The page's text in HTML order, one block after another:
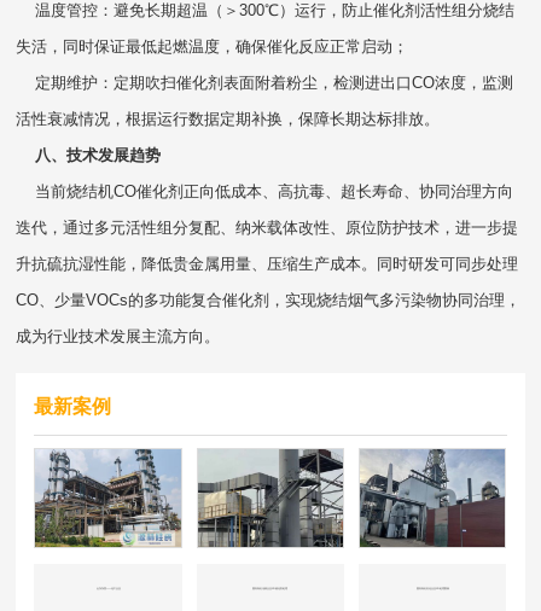
温度管控：避免长期超温（＞300℃）运行，防止催化剂活性组分烧结
失活，同时保证最低起燃温度，确保催化反应正常启动；
定期维护：定期吹扫催化剂表面附着粉尘，检测进出口CO浓度，监测
活性衰减情况，根据运行数据定期补换，保障长期达标排放。
八、技术发展趋势
当前烧结机CO催化剂正向低成本、高抗毒、超长寿命、协同治理方向
迭代，通过多元活性组分复配、纳米载体改性、原位防护技术，进一步提
升抗硫抗湿性能，降低贵金属用量、压缩生产成本。同时研发可同步处理
CO、少量VOCs的多功能复合催化剂，实现烧结烟气多污染物协同治理，
成为行业技术发展主流方向。
最新案例